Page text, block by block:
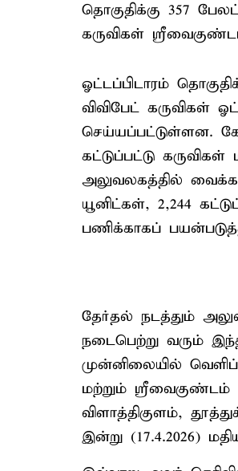
தொகுதிக்கு 357
கருவிகள்
ஓட்டப்பிடாரம்
விவிபேட் கருவிகள்
செய்யப்பட்டுள்ளன.
கட்டுப்பட்டு
அலுவலகத்தில்
யூனிட்கள், 2,244
பணிக்காகப்
தேர்தல் நடத்தும்
நடைபெற்று வரும்
முன்னிலையில்
மற்றும் ஸ்ரீவைகுண்டம்
விளாத்திகுளம்,
இன்று (17.4.2026)